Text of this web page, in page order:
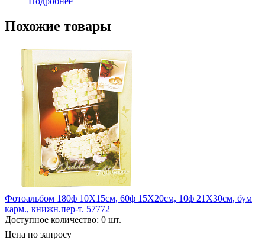
Похожие товары
Фотоальбом 180ф 10Х15см, 60ф 15Х20см, 10ф 21Х30см, бум
карм., книжн.пер-т. 57772
Доступное количество: 0 шт.
Цена по запросу